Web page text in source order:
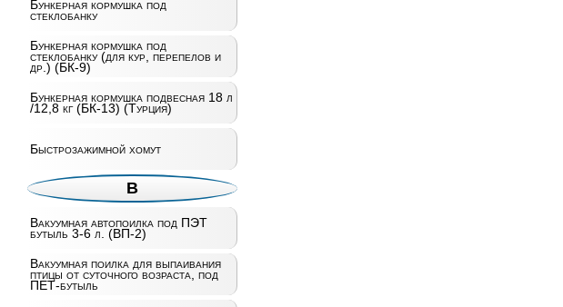
Бункерная кормушка под
стеклобанку
Бункерная кормушка под
стеклобанку (для кур, перепелов и
др.) (БК-9)
Бункерная кормушка подвесная 18 л
/12,8 кг (БК-13) (Турция)
Быстрозажимной хомут
В
Вакуумная автопоилка под ПЭТ
бутыль 3-6 л. (ВП-2)
Вакуумная поилка для выпаивания
птицы от суточного возраста, под
ПЕТ-бутыль